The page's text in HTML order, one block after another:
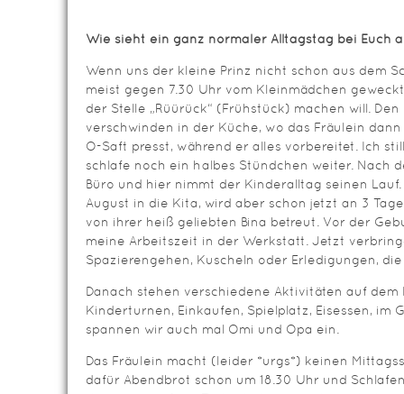
Wie sieht ein ganz normaler Alltagstag bei Euch
Wenn uns der kleine Prinz nicht schon aus dem
meist gegen 7.30 Uhr vom Kleinmädchen
der Stelle „Rüürück“ (Frühstück) machen will.
verschwinden in der Küche, wo das Fräulein
O-Saft presst, während er alles vorbereitet. Ich
schlafe noch ein halbes Stündchen weiter. Nach
Büro und hier nimmt der Kinderalltag seinen
August in die Kita, wird aber schon jetzt an 3
von ihrer heiß geliebten Bina betreut. Vor der
meine Arbeitszeit in der Werkstatt. Jetzt
Spazierengehen, Kuscheln oder Erledigungen,
Danach stehen verschiedene Aktivitäten auf dem
Kinderturnen, Einkaufen, Spielplatz, Eisessen, im
spannen wir auch mal Omi und Opa ein.
Das Fräulein macht (leider *urgs*) keinen
dafür Abendbrot schon um 18.30 Uhr und